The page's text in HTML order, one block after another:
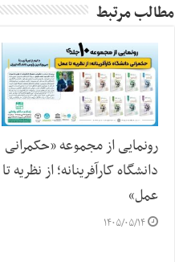
مطالب مرتبط
رونمایی از مجموعه «حکمرانی
دانشگاه کارآفرینانه؛ از نظریه تا
عمل»
۱۴۰۵/۰۵/۱۴